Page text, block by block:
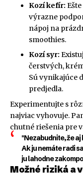
Kozí kefír:
výrazne
nápoj na
smoothies.
Kozí syr:
čerstvých,
Sú vynikajúce
predjedla.
Experimentujte s
najviac vyhovuje.
chutné riešenia pre
"Nezabudnite, že
Ak ju nemáte radi
ju lahodne
Možné riziká a